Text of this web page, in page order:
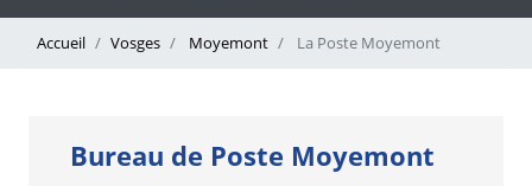
Accueil Vosges Moyemont La Poste Moyemont
Bureau de Poste Moyemont